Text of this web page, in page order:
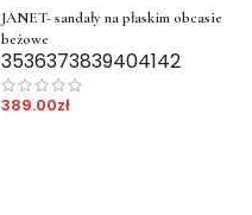
JANET- sandały na płaskim obcasie
beżowe
3536373839404142
389.00zł